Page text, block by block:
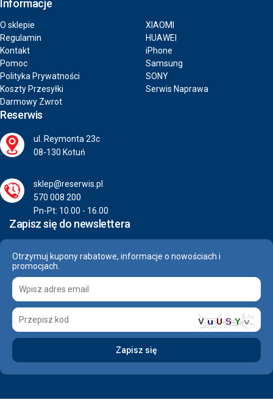
Informacje
O sklepie
Regulamin
Kontakt
Pomoc
Polityka Prywatności
Koszty Przesyłki
Darmowy Zwrot
XIAOMI
HUAWEI
iPhone
Samsung
SONY
Serwis Naprawa
Reserwis
ul. Reymonta 23c
08-130 Kotuń
sklep@reserwis.pl
570 008 200
Pn-Pt: 10.00 - 16.00
Zapisz się do newslettera
Otrzymuj kupony rabatowe, informacje o nowościach i
promocjach.